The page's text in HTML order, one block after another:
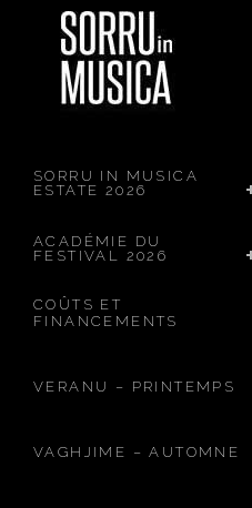
SORRU IN MUSICA
ESTATE 2026
ACADÉMIE DU
FESTIVAL 2026
COÛTS ET
FINANCEMENTS
VERANU – PRINTEMPS
VAGHJIME – AUTOMNE